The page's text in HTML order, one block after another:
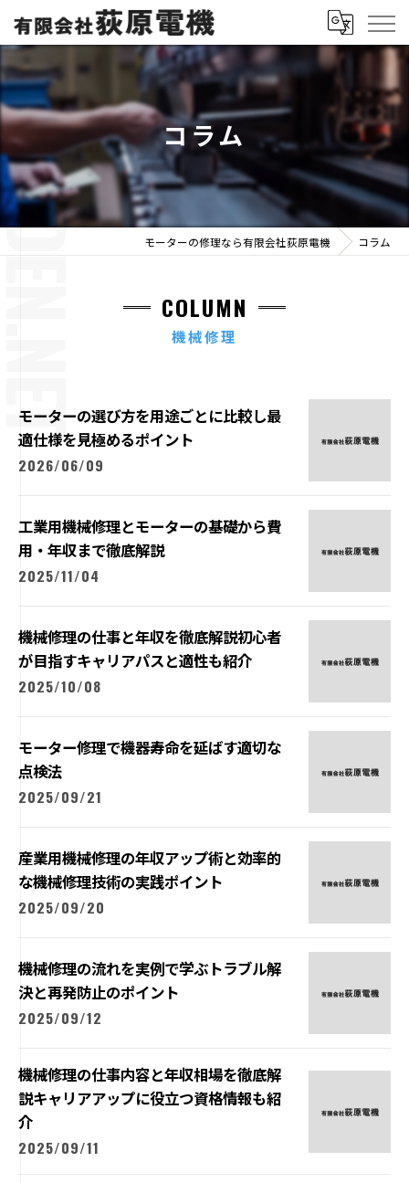
コラム
モーターの修理なら有限会社荻原電機 コラム
COLUMN
機械修理
モーターの選び方を用途ごとに比較し最
適仕様を見極めるポイント
2026/06/09
工業用機械修理とモーターの基礎から費
用・年収まで徹底解説
2025/11/04
機械修理の仕事と年収を徹底解説初心者
が目指すキャリアパスと適性も紹介
2025/10/08
モーター修理で機器寿命を延ばす適切な
点検法
2025/09/21
産業用機械修理の年収アップ術と効率的
な機械修理技術の実践ポイント
2025/09/20
機械修理の流れを実例で学ぶトラブル解
決と再発防止のポイント
2025/09/12
機械修理の仕事内容と年収相場を徹底解
説キャリアアップに役立つ資格情報も紹
介
2025/09/11